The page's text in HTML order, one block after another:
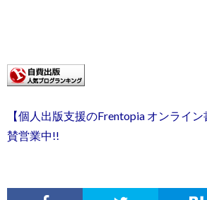
【個人出版支援のFrentopia オンライ
賛営業中!!